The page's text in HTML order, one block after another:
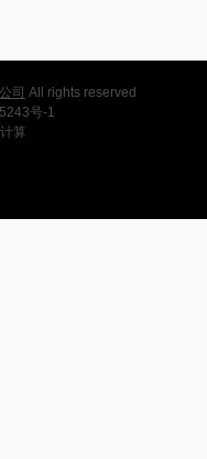
司 All rights reserved
号-1
算